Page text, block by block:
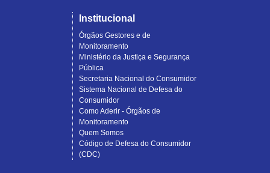
Institucional
Órgãos Gestores e de
Monitoramento
Ministério da Justiça e Segurança
Pública
Secretaria Nacional do Consumidor
Sistema Nacional de Defesa do
Consumidor
Como Aderir - Órgãos de
Monitoramento
Quem Somos
Código de Defesa do Consumidor
(CDC)